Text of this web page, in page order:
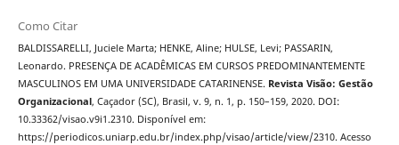
Como Citar
BALDISSARELLI, Juciele Marta; HENKE, Aline; HULSE, Levi; PASSARIN,
Leonardo. PRESENÇA DE ACADÊMICAS EM CURSOS PREDOMINANTEMENTE
MASCULINOS EM UMA UNIVERSIDADE CATARINENSE. Revista Visão: Gestão
Organizacional, Caçador (SC), Brasil, v. 9, n. 1, p. 150–159, 2020. DOI:
10.33362/visao.v9i1.2310. Disponível em:
https://periodicos.uniarp.edu.br/index.php/visao/article/view/2310. Acesso